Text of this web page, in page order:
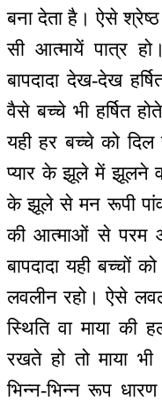
बना देता है। ऐसे
सी आत्मायें पात्र
बापदादा देख-देख
वैसे बच्चे भी हर्षित
यही हर बच्चे को
प्यार के झूले में झूलने
के झूले से मन रूपी पांव
की आत्माओं से परम
बापदादा यही बच्चों
लवलीन रहो। ऐसे
स्थिति वा माया
रखते हो तो माया
भिन्न-भिन्न रूप